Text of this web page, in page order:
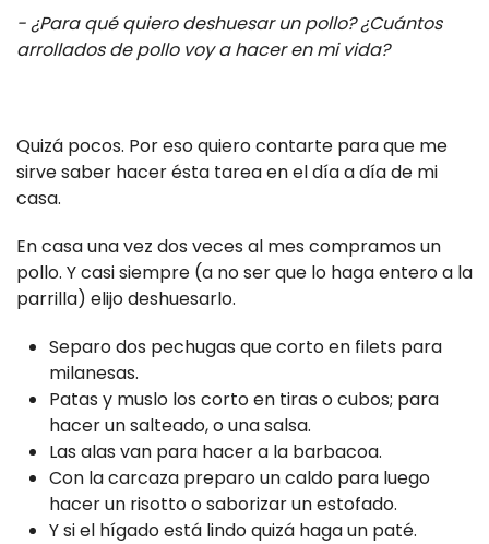
- ¿Para qué quiero deshuesar un pollo? ¿Cuántos
arrollados de pollo voy a hacer en mi vida?
Quizá pocos. Por eso quiero contarte para que me
sirve saber hacer ésta tarea en el día a día de mi
casa.
En casa una vez dos veces al mes compramos un
pollo. Y casi siempre (a no ser que lo haga entero a la
parrilla) elijo deshuesarlo.
Separo dos pechugas que corto en filets para
milanesas.
Patas y muslo los corto en tiras o cubos; para
hacer un salteado, o una salsa.
Las alas van para hacer a la barbacoa.
Con la carcaza preparo un caldo para luego
hacer un risotto o saborizar un estofado.
Y si el hígado está lindo quizá haga un paté.